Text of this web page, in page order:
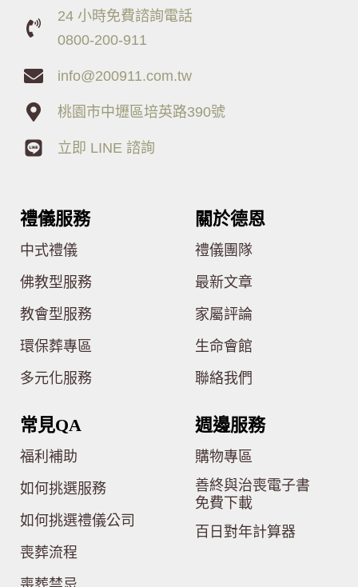
24 小時免費諮詢電話
0800-200-911
info@200911.com.tw
桃園市中壢區培英路390號
立即 LINE 諮詢
禮儀服務
中式禮儀
佛教型服務
教會型服務
環保葬專區
多元化服務
關於德恩
禮儀團隊
最新文章
家屬評論
生命會館
聯絡我們
常見QA
福利補助
如何挑選服務
如何挑選禮儀公司
喪葬流程
週邊服務
購物專區
善終與治喪電子書
免費下載
百日對年計算器